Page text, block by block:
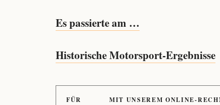
Es passierte am …
Historische Motorsport-Ergebnisse
FÜR
MIT UNSEREM ONLINE-